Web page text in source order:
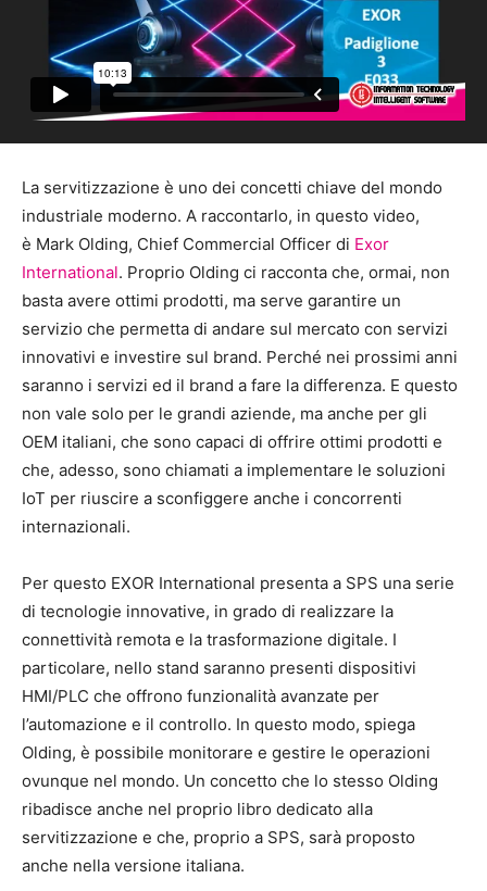
La servitizzazione è uno dei concetti chiave del mondo
industriale moderno. A raccontarlo, in questo video,
è Mark Olding, Chief Commercial Officer di Exor
International. Proprio Olding ci racconta che, ormai, non
basta avere ottimi prodotti, ma serve garantire un
servizio che permetta di andare sul mercato con servizi
innovativi e investire sul brand. Perché nei prossimi anni
saranno i servizi ed il brand a fare la differenza. E questo
non vale solo per le grandi aziende, ma anche per gli
OEM italiani, che sono capaci di offrire ottimi prodotti e
che, adesso, sono chiamati a implementare le soluzioni
IoT per riuscire a sconfiggere anche i concorrenti
internazionali.
Per questo EXOR International presenta a SPS una serie
di tecnologie innovative, in grado di realizzare la
connettività remota e la trasformazione digitale. I
particolare, nello stand saranno presenti dispositivi
HMI/PLC che offrono funzionalità avanzate per
l’automazione e il controllo. In questo modo, spiega
Olding, è possibile monitorare e gestire le operazioni
ovunque nel mondo. Un concetto che lo stesso Olding
ribadisce anche nel proprio libro dedicato alla
servitizzazione e che, proprio a SPS, sarà proposto
anche nella versione italiana.